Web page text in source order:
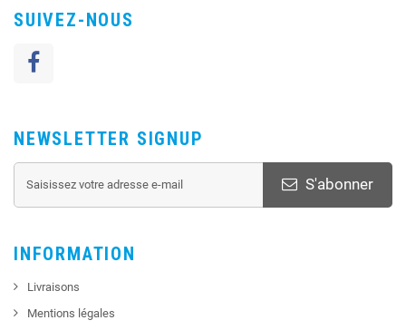
SUIVEZ-NOUS
NEWSLETTER SIGNUP
S'abonner
INFORMATION
Livraisons
Mentions légales